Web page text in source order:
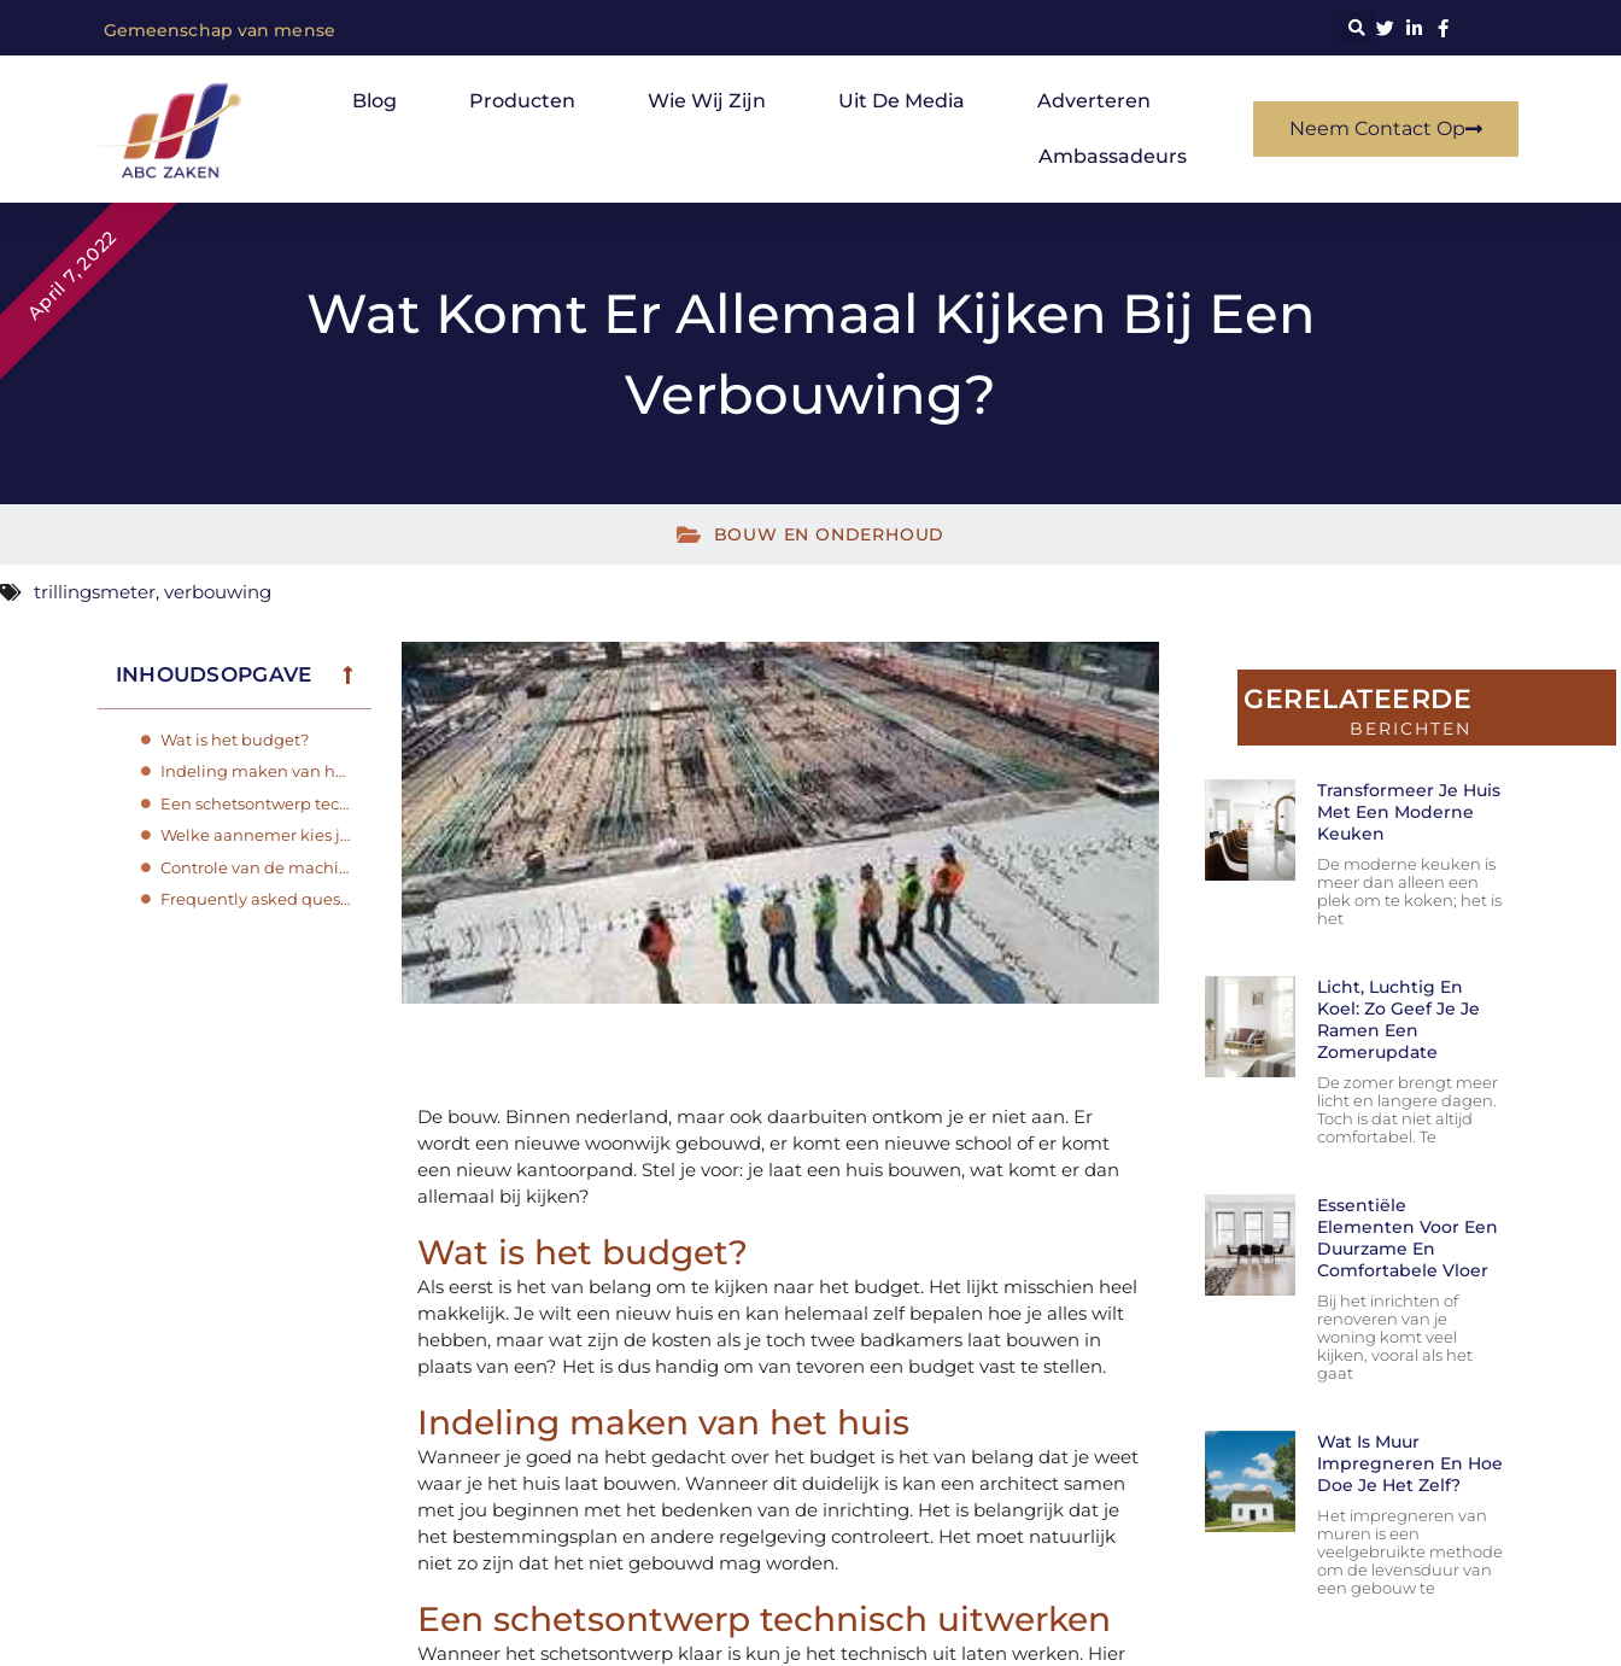
Gemeenschap van mense
Blog Producten Wie Wij Zijn Uit De Media Adverteren
Ambassadeurs
Neem Contact Op
Wat Komt Er Allemaal Kijken Bij Een
Verbouwing?
April 7, 2022
BOUW EN ONDERHOUD
trillingsmeter, verbouwing
INHOUDSOPGAVE
Wat is het budget?
Indeling maken van het huis
Een schetsontwerp technisch uitwerken
Welke aannemer kies jij?
Controle van de machines
Frequently asked questions
De bouw. Binnen nederland, maar ook daarbuiten ontkom je er niet aan. Er
wordt een nieuwe woonwijk gebouwd, er komt een nieuwe school of er komt
een nieuw kantoorpand. Stel je voor: je laat een huis bouwen, wat komt er dan
allemaal bij kijken?
Wat is het budget?
Als eerst is het van belang om te kijken naar het budget. Het lijkt misschien heel
makkelijk. Je wilt een nieuw huis en kan helemaal zelf bepalen hoe je alles wilt
hebben, maar wat zijn de kosten als je toch twee badkamers laat bouwen in
plaats van een? Het is dus handig om van tevoren een budget vast te stellen.
Indeling maken van het huis
Wanneer je goed na hebt gedacht over het budget is het van belang dat je weet
waar je het huis laat bouwen. Wanneer dit duidelijk is kan een architect samen
met jou beginnen met het bedenken van de inrichting. Het is belangrijk dat je
het bestemmingsplan en andere regelgeving controleert. Het moet natuurlijk
niet zo zijn dat het niet gebouwd mag worden.
Een schetsontwerp technisch uitwerken
Wanneer het schetsontwerp klaar is kun je het technisch uit laten werken. Hier
GERELATEERDE
BERICHTEN
Transformeer Je Huis
Met Een Moderne
Keuken
De moderne keuken is
meer dan alleen een
plek om te koken; het is
het
Licht, Luchtig En
Koel: Zo Geef Je Je
Ramen Een
Zomerupdate
De zomer brengt meer
licht en langere dagen.
Toch is dat niet altijd
comfortabel. Te
Essentiële
Elementen Voor Een
Duurzame En
Comfortabele Vloer
Bij het inrichten of
renoveren van je
woning komt veel
kijken, vooral als het
gaat
Wat Is Muur
Impregneren En Hoe
Doe Je Het Zelf?
Het impregneren van
muren is een
veelgebruikte methode
om de levensduur van
een gebouw te